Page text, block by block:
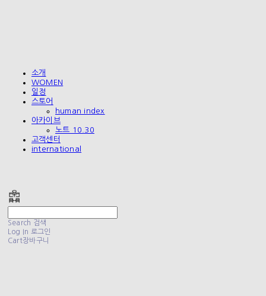
소개
WOMEN
일정
스토어
human index
아카이브
노트 10.30
고객센터
international
Search 검색
Log In 로그인
Cart장바구니